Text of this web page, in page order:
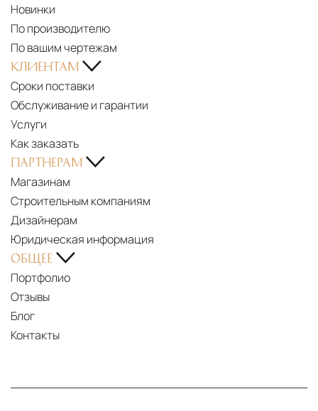
Новинки
По производителю
По вашим чертежам
КЛИЕНТАМ
Сроки поставки
Обслуживание и гарантии
Услуги
Как заказать
ПАРТНЕРАМ
Магазинам
Строительным компаниям
Дизайнерам
Юридическая информация
ОБЩЕЕ
Портфолио
Отзывы
Блог
Контакты